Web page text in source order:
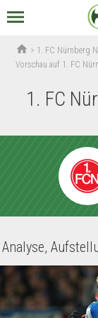
menu
home > 1. FC Nürnberg
Vorschau auf 1. FC
1. FC
Analyse,